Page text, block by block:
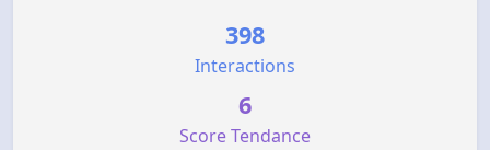
398
Interactions
6
Score Tendance